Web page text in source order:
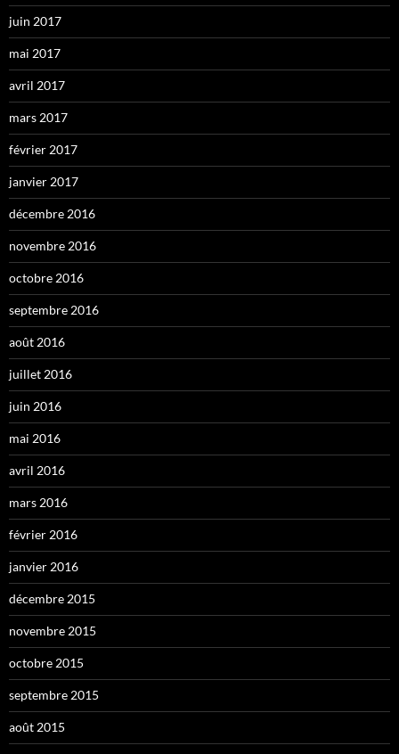
juin 2017
mai 2017
avril 2017
mars 2017
février 2017
janvier 2017
décembre 2016
novembre 2016
octobre 2016
septembre 2016
août 2016
juillet 2016
juin 2016
mai 2016
avril 2016
mars 2016
février 2016
janvier 2016
décembre 2015
novembre 2015
octobre 2015
septembre 2015
août 2015